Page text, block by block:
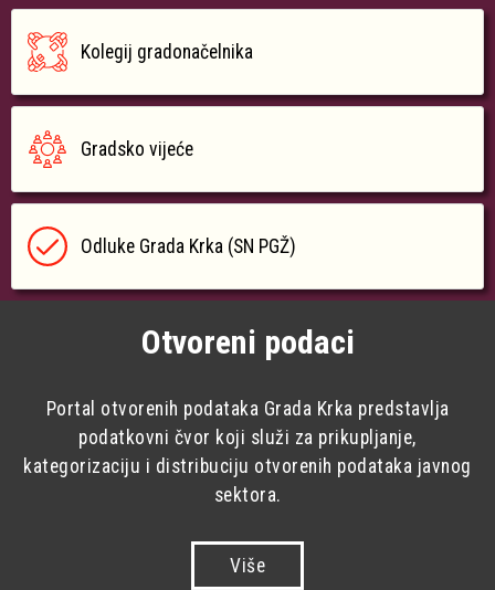
Kolegij gradonačelnika
Gradsko vijeće
Odluke Grada Krka (SN PGŽ)
Otvoreni podaci
Portal otvorenih podataka Grada Krka predstavlja
podatkovni čvor koji služi za prikupljanje,
kategorizaciju i distribuciju otvorenih podataka javnog
sektora.
Više